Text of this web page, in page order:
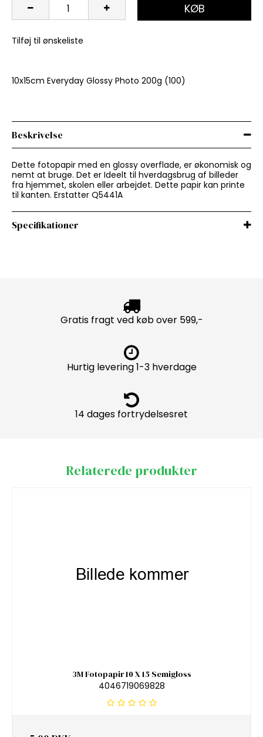
KØB
Tilføj til ønskeliste
10x15cm Everyday Glossy Photo 200g (100)
Beskrivelse
Dette fotopapir med en glossy overflade, er økonomisk og
nemt at bruge. Det er Ideelt til hverdagsbrug af billeder
fra hjemmet, skolen eller arbejdet. Dette papir kan printe
til kanten. Erstatter Q5441A
Specifikationer
Gratis fragt ved køb over 599,-
Hurtig levering 1-3 hverdage
14 dages fortrydelsesret
Relaterede produkter
3M Fotopapir 10 X 15 Semigloss
4046719069828